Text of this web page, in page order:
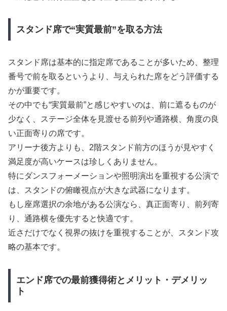
スタンド席で“実質最前”を取る方法
スタンド席は基本的に指定席であることが多いため、整理
番号で前を取るというより、与えられた席をどう評価する
かが重要です。
その中でも“実質最前”と感じやすいのは、前に遮るものが
少なく、ステージ全体を見渡せる前列や通路横、角度の良
い正面寄りの席です。
アリーナ後方よりも、2階スタンド前方のほうが見やすく
満足度が高いケースは珍しくありません。
特にダンスフォーメーションや照明演出を重視する公演で
は、スタンドの俯瞰視点が大きな武器になります。
もし座席選択の余地がある公演なら、真正面寄り、前列寄
り、通路横を優先すると快適です。
近さだけでなく視界の抜けを重視することが、スタンド攻
略の基本です。
エンド席での最前獲得術とメリット・デメリッ
ト